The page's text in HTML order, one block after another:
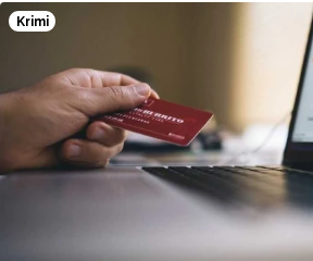
Krimi